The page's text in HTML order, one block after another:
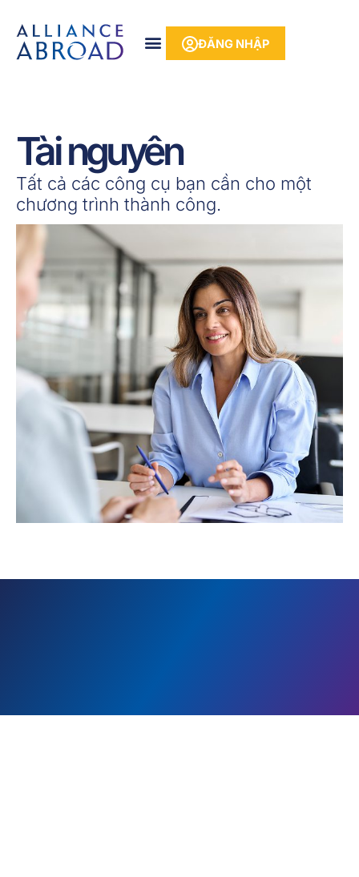
nội
dung
qua
ĐĂNG NHẬP
Tài nguyên
Tất cả các công cụ bạn cần cho một
chương trình thành công.